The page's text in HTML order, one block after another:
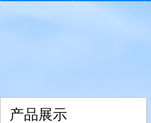
产品展示